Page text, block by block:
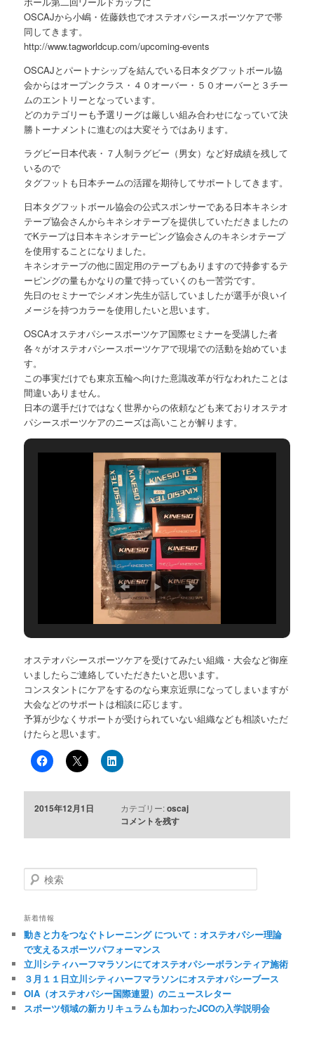
OSCAJから小嶋・佐藤鉄也でオステオパシースポーツケアで帯
同してきます。
http://www.tagworldcup.com/upcoming-events
OSCAJとパートナシップを結んでいる日本タグフットボール協
会からはオープンクラス・４０オーバー・５０オーバーと３チー
ムのエントリーとなっています。
どのカテゴリーも予選リーグは厳しい組み合わせになっていて決
勝トーナメントに進むのは大変そうではあります。
ラグビー日本代表・７人制ラグビー（男女）など好成績を残して
いるので
タグフットも日本チームの活躍を期待してサポートしてきます。
日本タグフットボール協会の公式スポンサーである日本キネシオ
テープ協会さんからキネシオテープを提供していただきましたの
でKテープは日本キネシオテーピング協会さんのキネシオテープ
を使用することになりました。
キネシオテープの他に固定用のテープもありますので持参するテ
ーピングの量もかなりの量で持っていくのも一苦労です。
先日のセミナーでシメオン先生が話していましたが選手が良いイ
メージを持つカラーを使用したいと思います。
OSCAオステオパシースポーツケア国際セミナーを受講した者
各々がオステオパシースポーツケアで現場での活動を始めていま
す。
この事実だけでも東京五輪へ向けた意識改革が行なわれたことは
間違いありません。
日本の選手だけではなく世界からの依頼なども来ておりオステオ
パシースポーツケアのニーズは高いことが解ります。
オステオパシースポーツケアを受けてみたい組織・大会など御座
いましたらご連絡していただきたいと思います。
コンスタントにケアをするのなら東京近県になってしまいますが
大会などのサポートは相談に応じます。
予算が少なくサポートが受けられていない組織なども相談いただ
けたらと思います。
2015年12月1日 カテゴリー: oscaj
コメントを残す
検
索
新着情報
動きと力をつなぐトレーニング について：オステオパシー理論
で支えるスポーツパフォーマンス
立川シティハーフマラソンにてオステオパシーボランティア施術
３月１１日立川シティハーフマラソンにオステオパシーブース
OIA（オステオパシー国際連盟）のニュースレター
スポーツ領域の新カリキュラムも加わったJCOの入学説明会